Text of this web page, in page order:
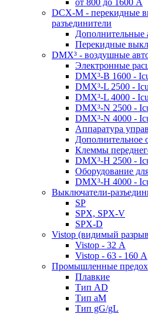
от 800 до 1600 А
DCX-M - перекидные
разъединители
Дополнительные
Перекидные
DMX³ - воздушные
Электронные
DMX³-B 1600 -
DMX³-L 2500 -
DMX³-L 4000 -
DMX³-N 2500 -
DMX³-N 4000 -
Аппаратура
Дополнительное
Клеммы
DMX³-H 2500 -
Оборудование
DMX³-H 4000 -
Выключатели-
SP
SPX, SPX-V
SPX-D
Vistop (видимый
Vistop - 32 А
Vistop - 63 - 160 А
Промышленные
Плавкие
Тип AD
Тип aM
Тип gG/gL